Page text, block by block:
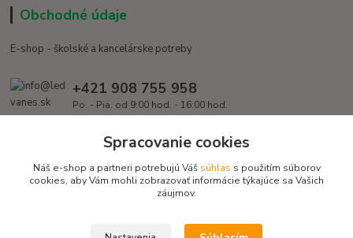
Obchodné údaje
E-shop - školské a kancelárske potreby
+421 908 755 958
Po. - Pia. od 9:00 hod. - 16:00 hod.
info@ledvanes.skSpracovanie cookies
Náš e-shop a partneri potrebujú Váš súhlas s použitím súborov
cookies, aby Vám mohli zobrazovať informácie týkajúce sa Vašich
záujmov.